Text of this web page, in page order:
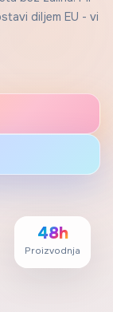
diljem EU - vi
48h
Proizvodnja